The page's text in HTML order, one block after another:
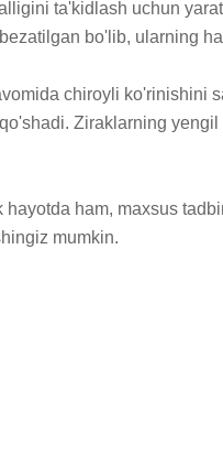
ta'kidlash uchun
bo'lib, ularning
chiroyli ko'rinishini
Ziraklarning
ham, maxsus
mumkin.